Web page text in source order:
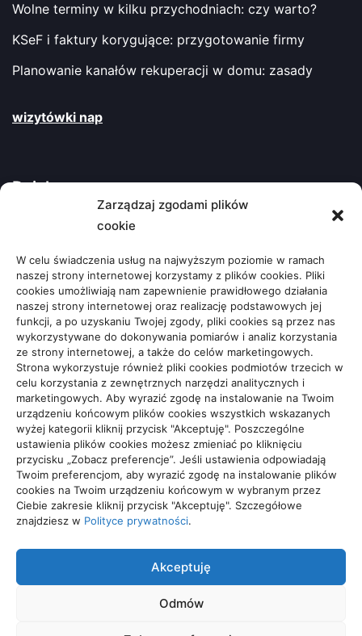
Zarządzaj zgodami plików
cookie
W celu świadczenia usług na najwyższym poziomie w ramach
naszej strony internetowej korzystamy z plików cookies. Pliki
cookies umożliwiają nam zapewnienie prawidłowego działania
naszej strony internetowej oraz realizację podstawowych jej
funkcji, a po uzyskaniu Twojej zgody, pliki cookies są przez nas
wykorzystywane do dokonywania pomiarów i analiz korzystania
ze strony internetowej, a także do celów marketingowych.
Strona wykorzystuje również pliki cookies podmiotów trzecich w
celu korzystania z zewnętrznych narzędzi analitycznych i
marketingowych. Aby wyrazić zgodę na instalowanie na Twoim
urządzeniu końcowym plików cookies wszystkich wskazanych
wyżej kategorii kliknij przycisk "Akceptuję". Poszczególne
ustawienia plików cookies możesz zmieniać po kliknięciu
przycisku „Zobacz preferencje”. Jeśli ustawienia odpowiadają
Twoim preferencjom, aby wyrazić zgodę na instalowanie plików
cookies na Twoim urządzeniu końcowym w wybranym przez
Ciebie zakresie kliknij przycisk "Akceptuję". Szczegółowe
znajdziesz w Polityce prywatności.
Akceptuję
Odmów
Wolne terminy w kilku przychodniach: czy warto?
KSeF i faktury korygujące: przygotowanie firmy
Planowanie kanałów rekuperacji w domu: zasady
wizytówki nap
Działy
Biznes, Finanse(78)
Budownictwo, Przemysł(64)
Dom, Ogród(79)
Edukacja, Rozrywka (34)
Inne (89)
Moda, Lifestyle(23)
Motoryzacja(48)
Sport, Turystyka(54)
Technologie(19)
Usługi(71)